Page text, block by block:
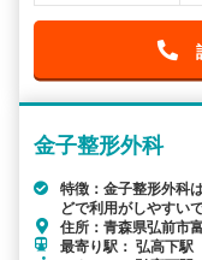
金子整形外科
特徴：金子整形外科
どで利用がしやすいで
住所：青森県弘前市
最寄り駅： 弘高下